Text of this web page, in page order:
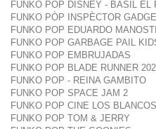
FUNKO POP DISNEY - BASIL EL
FUNKO PÒP INSPÈCTOR
FUNKO POP EDUARDO
FUNKO POP GARBAGE PAIL
FUNKO POP EMBRUJADAS
FUNKO POP BLADE RUNNER
FUNKO POP - REINA GAMBITO
FUNKO POP SPACE JAM 2
FUNKO POP CINE LOS
FUNKO POP TOM & JERRY